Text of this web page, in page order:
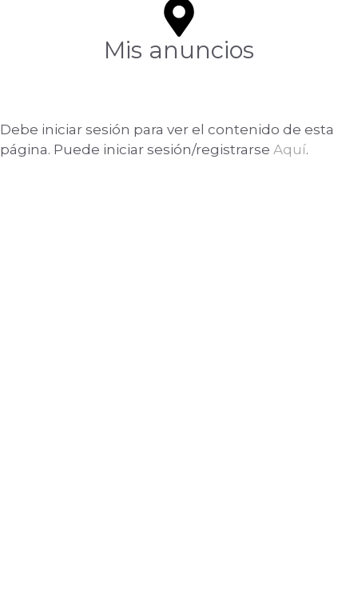
Mis anuncios
Debe iniciar sesión para ver el contenido de esta
página. Puede iniciar sesión/registrarse Aquí.